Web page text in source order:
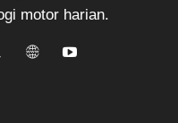
motor harian.